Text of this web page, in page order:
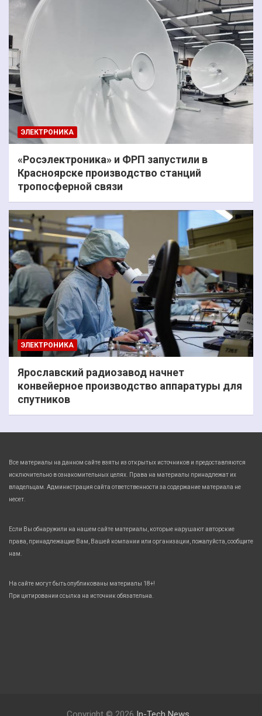
ЭЛЕКТРОНИКА
«Росэлектроника» и ФРП запустили в
Красноярске производство станций
тропосферной связи
ЭЛЕКТРОНИКА
Ярославский радиозавод начнет
конвейерное производство аппаратуры для
спутников
Все материалы на данном сайте взяты из открытых источников и предоставляются
исключительно в ознакомительных целях. Права на материалы принадлежат их
владельцам. Администрация сайта ответственности за содержание материала не
несет.
Если Вы обнаружили на нашем сайте материалы, которые нарушают авторские
права, принадлежащие Вам, Вашей компании или организации, пожалуйста, сообщите
нам.
На сайте могут быть опубликованы материалы 18+!
При цитировании ссылка на источник обязательна.